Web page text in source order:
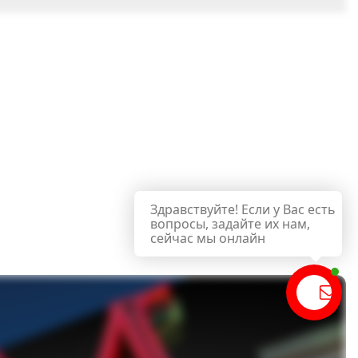
Здравствуйте! Если у Вас есть
вопросы, задайте их нам,
сейчас мы онлайн